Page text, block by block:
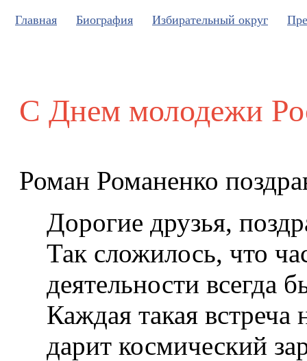
Главная Биография Избирательный округ
С Днем молодежи
Роман Романенко
Дорогие друзья,
Так сложилось, что
деятельности всегда
Каждая такая
дарит космический